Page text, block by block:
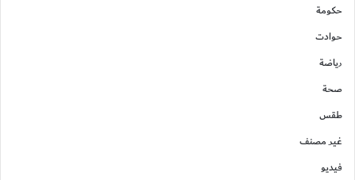
حكومة
حوادت
رياضة
صحة
طقس
غير مصنف
فيديو